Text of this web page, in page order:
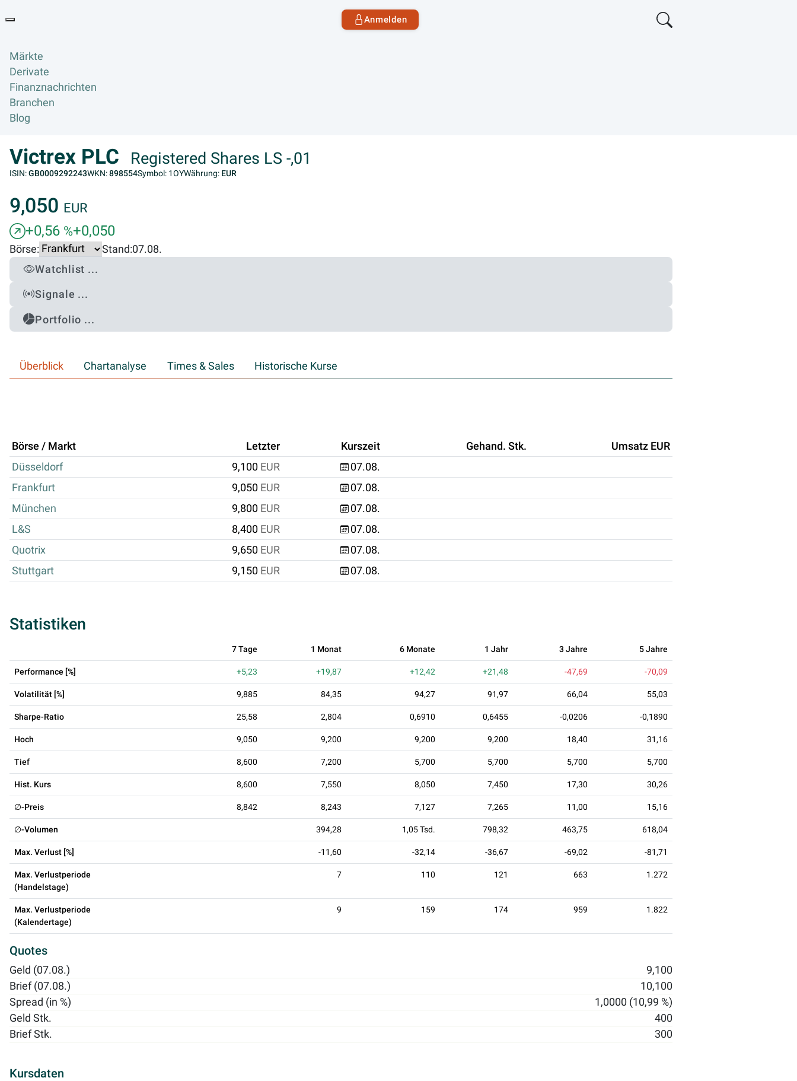
Anmelden
Märkte
Derivate
Finanznachrichten
Branchen
Blog
Victrex PLC Registered Shares LS -,01
ISIN:GB0009292243WKN:898554Symbol: 1OYWährung: EUR
9,050 EUR
+0,56 %+0,050
Börse: Stand:07.08.
Watchlist ...
Signale ...
Portfolio ...
Überblick Chartanalyse Times & Sales Historische Kurse
Börse / Markt Letzter Kurszeit Gehand. Stk.
Umsatz EUR
Düsseldorf
9,100 EUR
07.08.
Frankfurt
9,050 EUR
07.08.
München
9,800 EUR
07.08.
L&S
8,400 EUR
07.08.
Quotrix
9,650 EUR
07.08.
Stuttgart
9,150 EUR 07.08.
Statistiken
7 Tage 1 Monat 6 Monate 1 Jahr 3 Jahre 5 Jahre
Performance [%] +5,23 +19,87 +12,42 +21,48 -47,69 -70,09
Volatilität [%] 9,885 84,35 94,27 91,97 66,04 55,03
Sharpe-Ratio 25,58 2,804 0,6910 0,6455 -0,0206 -0,1890
Hoch 9,050 9,200 9,200 9,200 18,40 31,16
Tief 8,600 7,200 5,700 5,700 5,700 5,700
Hist. Kurs 8,600 7,550 8,050 7,450 17,30 30,26
∅-Preis 8,842 8,243 7,127 7,265 11,00 15,16
∅-Volumen 394,28 1,05 Tsd. 798,32 463,75 618,04
Max. Verlust [%] -11,60 -32,14 -36,67 -69,02 -81,71
Max. Verlustperiode
(Handelstage)
7 110 121 663 1.272
Max. Verlustperiode
(Kalendertage)
9 159 174 959 1.822
Quotes
Geld (07.08.)
9,100
Brief (07.08.)
10,100
Spread (in %)
1,0000 (10,99 %)
Geld Stk.
400
Brief Stk.
300
Kursdaten